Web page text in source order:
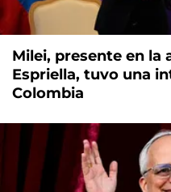
Milei, presente en la
Espriella, tuvo una
Colombia